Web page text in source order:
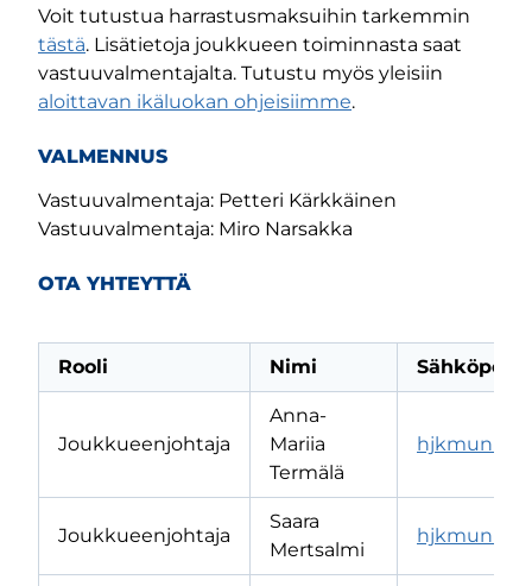
Voit tutustua harrastusmaksuihin tarkemmin
tästä. Lisätietoja joukkueen toiminnasta saat
vastuuvalmentajalta. Tutustu myös yleisiin
aloittavan ikäluokan ohjeisiimme.
VALMENNUS
Vastuuvalmentaja: Petteri Kärkkäinen
Vastuuvalmentaja: Miro Narsakka
OTA YHTEYTTÄ
Rooli Nimi Sähköposti
Joukkueenjohtaja
Anna-
Mariia
Termälä
Joukkueenjohtaja
Saara
Mertsalmi